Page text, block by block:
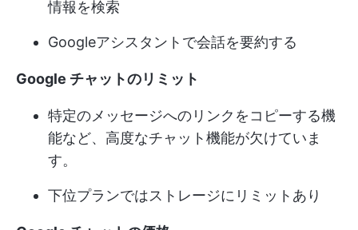
情報を検索
Googleアシスタントで会話を要約する
Google チャットのリミット
特定のメッセージへのリンクをコピーする機
能など、高度なチャット機能が欠けていま
す。
下位プランではストレージにリミットあり